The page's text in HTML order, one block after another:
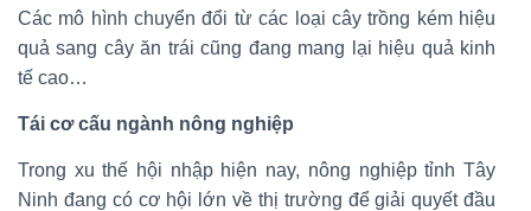
Các mô hình chuyển đổi từ các loại cây trồng kém hiệu
quả sang cây ăn trái cũng đang mang lại hiệu quả kinh
tế cao…
Tái cơ cấu ngành nông nghiệp
Trong xu thế hội nhập hiện nay, nông nghiệp tỉnh Tây
Ninh đang có cơ hội lớn về thị trường để giải quyết đầu